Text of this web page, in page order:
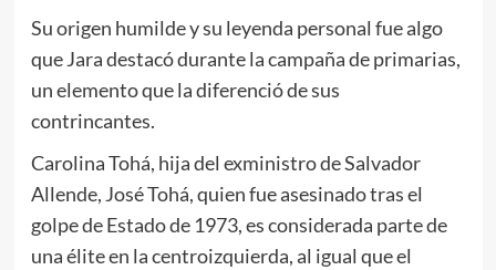
Su origen humilde y su leyenda personal fue algo
que Jara destacó durante la campaña de primarias,
un elemento que la diferenció de sus
contrincantes.
Carolina Tohá, hija del exministro de Salvador
Allende, José Tohá, quien fue asesinado tras el
golpe de Estado de 1973, es considerada parte de
una élite en la centroizquierda, al igual que el